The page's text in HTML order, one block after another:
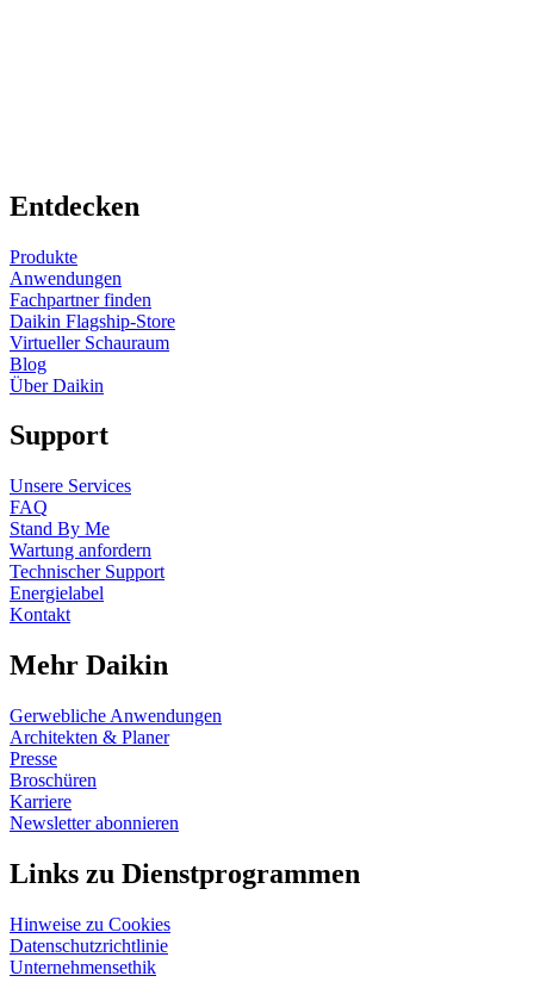
Entdecken
Produkte
Anwendungen
Fachpartner finden
Daikin Flagship-Store
Virtueller Schauraum
Blog
Über Daikin
Support
Unsere Services
FAQ
Stand By Me
Wartung anfordern
Technischer Support
Energielabel
Kontakt
Mehr Daikin
Gerwebliche Anwendungen
Architekten & Planer
Presse
Broschüren
Karriere
Newsletter abonnieren
Links zu Dienstprogrammen
Hinweise zu Cookies
Datenschutzrichtlinie
Unternehmensethik